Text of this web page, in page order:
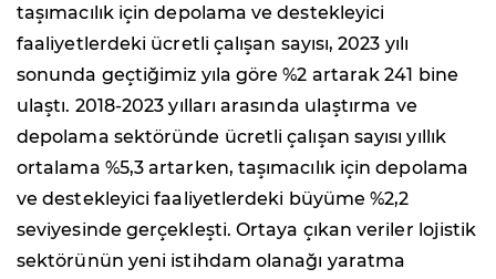
taşımacılık için depolama ve destekleyici
faaliyetlerdeki ücretli çalışan sayısı, 2023 yılı
sonunda geçtiğimiz yıla göre %2 artarak 241 bine
ulaştı. 2018-2023 yılları arasında ulaştırma ve
depolama sektöründe ücretli çalışan sayısı yıllık
ortalama %5,3 artarken, taşımacılık için depolama
ve destekleyici faaliyetlerdeki büyüme %2,2
seviyesinde gerçekleşti. Ortaya çıkan veriler lojistik
sektörünün yeni istihdam olanağı yaratma